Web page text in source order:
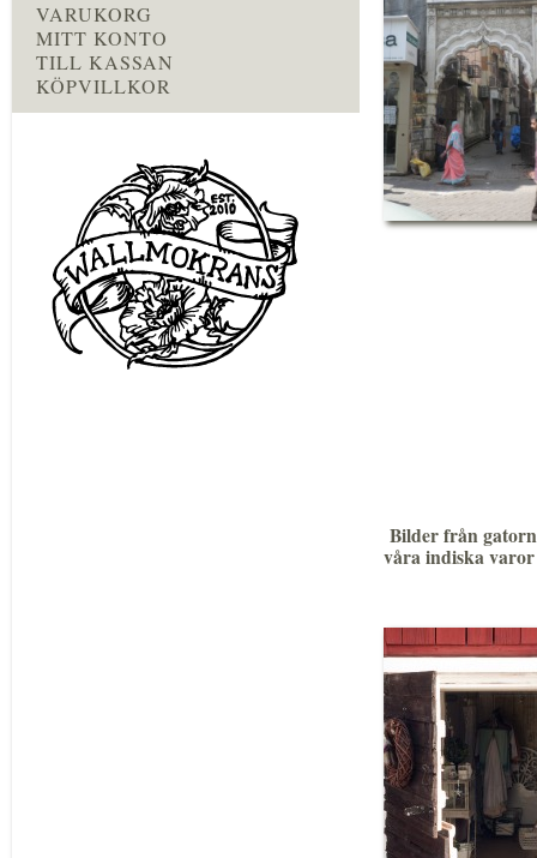
Bilder från
våra indiska
VARUKORG
MITT KONTO
TILL KASSAN
KÖPVILLKOR